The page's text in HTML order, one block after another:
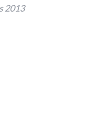
2013